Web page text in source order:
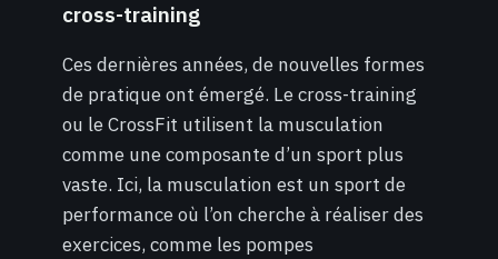
cross-training
Ces dernières années, de nouvelles formes
de pratique ont émergé. Le cross-training
ou le CrossFit utilisent la musculation
comme une composante d’un sport plus
vaste. Ici, la musculation est un sport de
performance où l’on cherche à réaliser des
exercices, comme les pompes